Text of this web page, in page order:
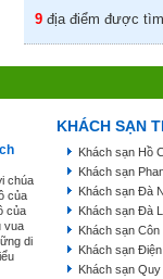
9 địa điểm được
chúa
của
của
vua
di
KHÁCH SẠN
Khách sạn Hồ
Khách sạn
Khách sạn Đà
Khách sạn Đà
Khách sạn
Khách sạn
Khách sạn